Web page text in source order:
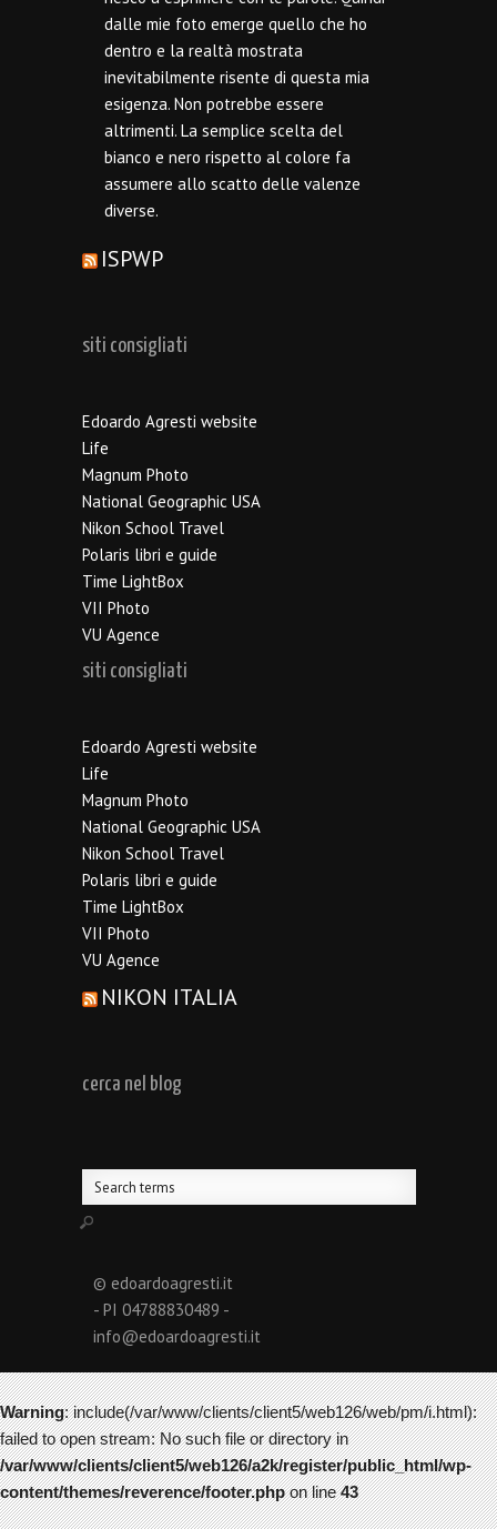
dalle mie foto emerge quello che ho
dentro e la realtà mostrata
inevitabilmente risente di questa mia
esigenza. Non potrebbe essere
altrimenti. La semplice scelta del
bianco e nero rispetto al colore fa
assumere allo scatto delle valenze
diverse.
ISPWP
siti consigliati
Edoardo Agresti website
Life
Magnum Photo
National Geographic USA
Nikon School Travel
Polaris libri e guide
Time LightBox
VII Photo
VU Agence
siti consigliati
Edoardo Agresti website
Life
Magnum Photo
National Geographic USA
Nikon School Travel
Polaris libri e guide
Time LightBox
VII Photo
VU Agence
NIKON ITALIA
cerca nel blog
© edoardoagresti.it
- PI 04788830489 -
info@edoardoagresti.it
Warning: include(/var/www/clients/client5/web126/web/pm/i.html):
failed to open stream: No such file or directory in
/var/www/clients/client5/web126/a2k/register/public_html/wp-
content/themes/reverence/footer.phpon line43